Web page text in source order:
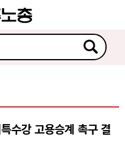
수강 고용승계 촉구 결
치북5
치북5